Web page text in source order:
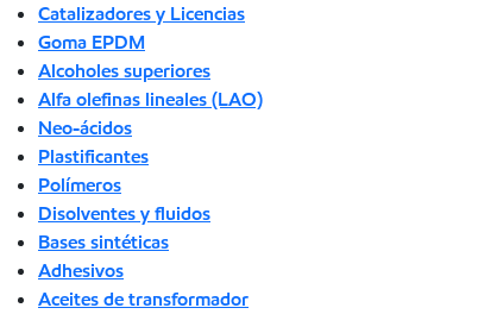
Catalizadores y Licencias
Goma EPDM
Alcoholes superiores
Alfa olefinas lineales (LAO)
Neo-ácidos
Plastificantes
Polímeros
Disolventes y fluidos
Bases sintéticas
Adhesivos
Aceites de transformador